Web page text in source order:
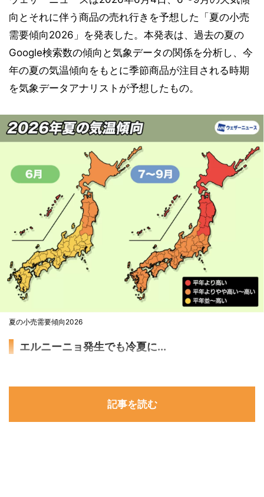
向とそれに伴う商品の売れ行きを予想した「夏の小売
需要傾向2026」を発表した。本発表は、過去の夏の
Google検索数の傾向と気象データの関係を分析し、今
年の夏の気温傾向をもとに季節商品が注目される時期
を気象データアナリストが予想したもの。
夏の小売需要傾向2026
エルニーニョ発生でも冷夏に...
記事を読む